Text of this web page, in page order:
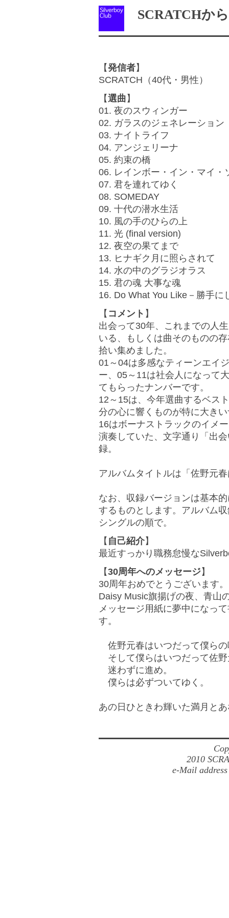
SCRATCHか
【発信者】
SCRATCH（40代・男性）
【選曲 】
01. 夜のスウィンガー
02. ガラスのジェネレーション
03. ナイトライフ
04. アンジェリーナ
05. 約束の橋
06. レインボー・イン・マイ・
07. 君を連れてゆく
08. SOMEDAY
09. 十代の潜水生活
10. 風の手のひらの上
11. 光 (final version)
12. 夜空の果てまで
13. ヒナギク月に照らされて
14. 水の中のグラジオラス
15. 君の魂 大事な魂
16. Do What You Like－勝手に
【 コメント 】
出会って30年、これまでの人
いる、もしくは曲そのものの
拾い集めました。
01～04は多感なティーンエイ
ー、05～11は社会人になって
てもらったナンバーです。
12～15は、今年選曲するベス
分の心に響くものが特に大き
16はボーナストラックのイメ
演奏していた、文字通り「出
録。
アルバムタイトルは「佐野元
なお、収録バージョンは基本
するものとします。アルバム
シングルの順で。
【 自己紹介】
最近すっかり職務怠慢な
【30周年へのメッセージ】
30周年おめでとうございます。
Daisy Music旗揚げの夜、青山
メッセージ用紙に夢中になっ
す。
佐野元春はいつだって僕らの
そして僕らはいつだって佐
迷わずに進め。
僕らは必ずついてゆく。
あの日ひときわ輝いた満月と
2010
e-Mail